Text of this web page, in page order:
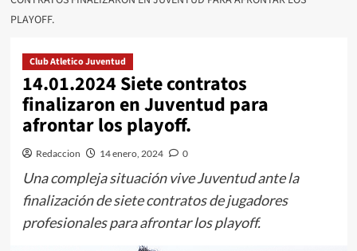
PLAYOFF.
Club Atletico Juventud
14.01.2024 Siete contratos
finalizaron en Juventud para
afrontar los playoff.
Redaccion 14 enero, 2024 0
Una compleja situación vive Juventud ante la
finalización de siete contratos de jugadores
profesionales para afrontar los playoff.